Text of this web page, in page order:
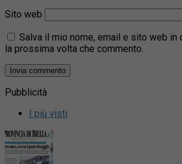
Sito web
Salva il mio nome, email e sito web
la prossima volta che commento.
Pubblicità
I più visti